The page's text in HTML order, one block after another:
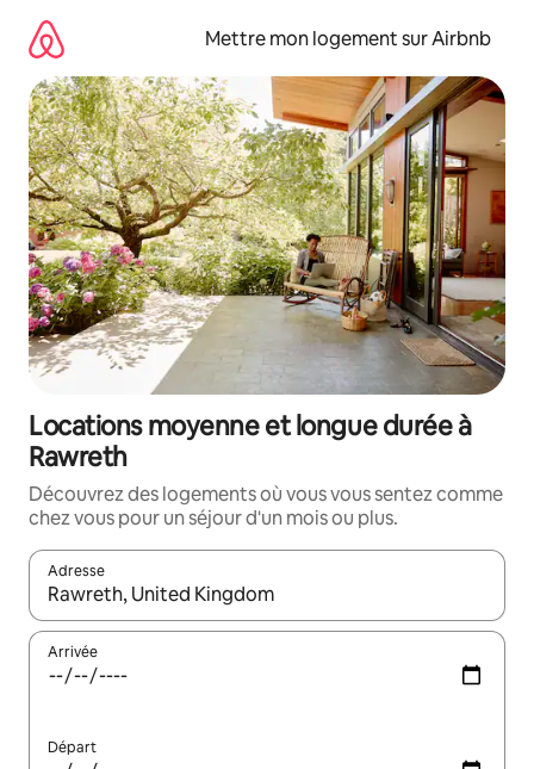
directement
contenu
Mettre mon logement sur Airbnb
Locations moyenne et longue durée à
Rawreth
Découvrez des logements où vous vous sentez comme
chez vous pour un séjour d'un mois ou plus.
Adresse
Lorsque les résultats s'affichent, utilisez les flèches vers le
Arrivée
Départ